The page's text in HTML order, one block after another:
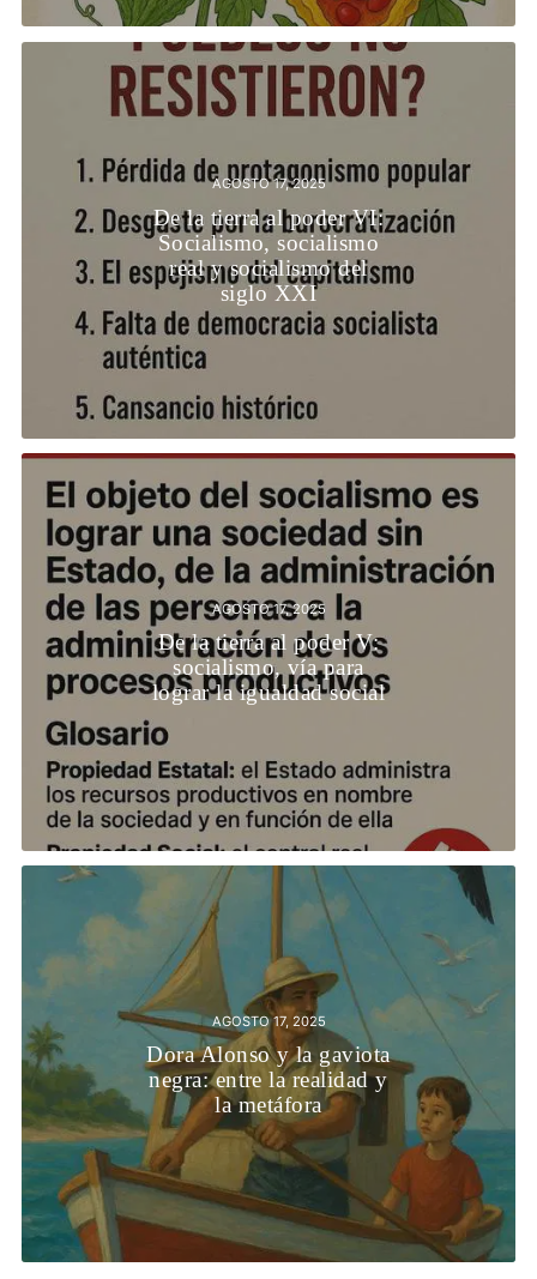
AGOSTO 17, 2025
De la tierra al poder VI:
Socialismo, socialismo
real y socialismo del
siglo XXI
AGOSTO 17, 2025
De la tierra al poder V:
socialismo, vía para
lograr la igualdad social
AGOSTO 17, 2025
Dora Alonso y la gaviota
negra: entre la realidad y
la metáfora